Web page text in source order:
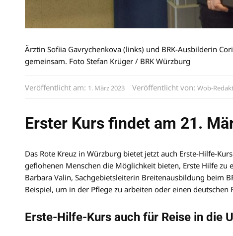
Ärztin Sofiia Gavrychenkova (links) und BRK-Ausbilderin
gemeinsam. Foto Stefan Krüger / BRK Würzburg
Veröffentlicht am: 1. März 2023 Veröffentlicht von: Wob-
Erster Kurs findet am 21.
Das Rote Kreuz in Würzburg bietet jetzt auch Erste-Hilfe-
geflohenen Menschen die Möglichkeit bieten, Erste Hilfe
Barbara Valin, Sachgebietsleiterin Breitenausbildung beim
Beispiel, um in der Pflege zu arbeiten oder einen deutschen
Erste-Hilfe-Kurs auch für Reise in die